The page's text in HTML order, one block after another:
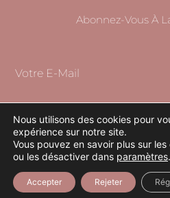
Abonnez-Vous À
Votre E-Mail
Nous utilisons des cookies pour
expérience sur notre site.
Vous pouvez en savoir plus sur
ou les désactiver dans paramètres.
Accepter Rejeter